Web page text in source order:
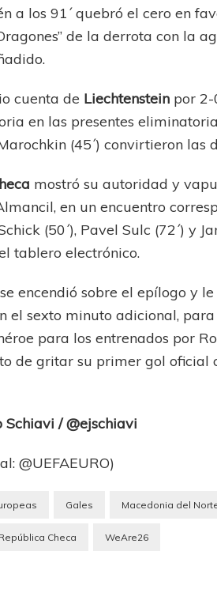
a los 91´ quebró el cero en
de la derrota con la
cuenta de Liechtenstein por 2-
en las presentes
(45´) convirtieron las
mostró su autoridad y
en un encuentro
(50´), Pavel Sulc (72´) y
tablero electrónico.
se encendió sobre el epílogo y
el sexto minuto adicional,
para los entrenados por
de gritar su primer gol oficial
Schiavi / @ejschiavi
@UEFAEURO)
Gales Macedonia del
República Checa WeAre26
Sur Defendido